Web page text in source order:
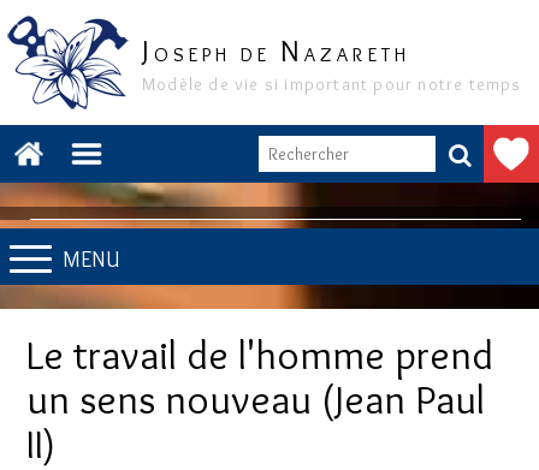
JOSEPH DE NAZARETH
Modèle de vie si important pour notre temps
MENU
Le travail de l'homme prend
un sens nouveau (Jean Paul
II)